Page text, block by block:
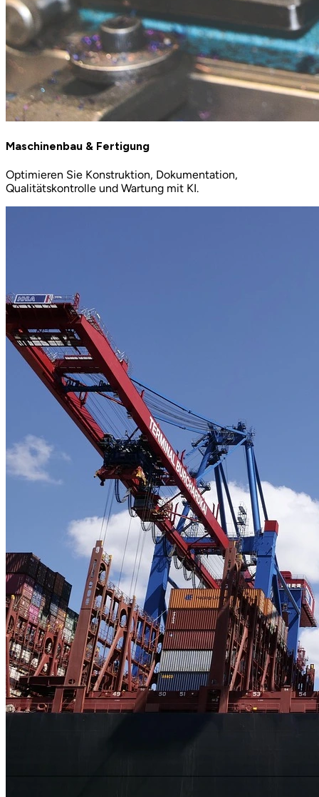
Maschinenbau & Fertigung
Optimieren Sie Konstruktion, Dokumentation,
Qualitätskontrolle und Wartung mit KI.